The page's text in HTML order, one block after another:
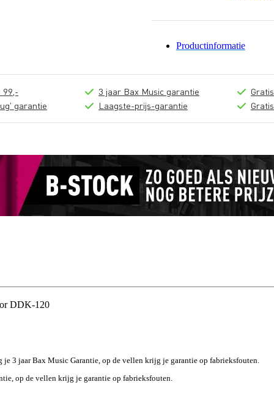
Productinformatie
99,-
garantie
3 jaar Bax Music garantie
Laagste-prijs-garantie
DDK-120
3 jaar Bax Music Garantie, op de vellen krijg je garantie op fabrieksfouten.
op de vellen krijg je garantie op fabrieksfouten.